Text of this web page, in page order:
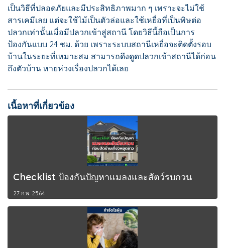
เป็นวิธีที่ปลอดภัยและมีประสิทธิภาพมาก ๆ เพราะจะไม่ใช้
สารเคมีเลย แต่จะใช้ไม้เป็นตัวล่อและใช้เหยื่อที่เป็นพิษต่อ
ปลวกเท่านั้นเมื่อมีปลวกเข้าสู่สถานี โดยวิธีนี้ถือเป็นการ
ป้องกันแบบ 24 ชม. ด้วย เพราะระบบสถานีเหยื่อจะติดตั้งรอบ
บ้านในระยะที่เหมาะสม สามารถดึงดูดปลวกเข้าสถานีได้ก่อน
ถึงตัวบ้าน หายห่วงเรื่องปลวกได้เลย
เนื้อหาที่เกี่ยวข้อง
Checklist ป้องกันปัญหาแมลงและสัตว์รบกวน
27 ก.พ. 2564